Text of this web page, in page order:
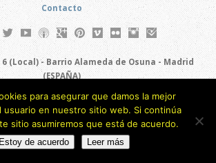
Contacto
(Local) - Barrio Alameda de Osuna - Madrid
(ESPAÑA)
Copyright © 2026
para asegurar que damos la mejor
usuario en nuestro sitio web. Si continúa
sitio asumiremos que está de acuerdo.
Estoy de acuerdo Leer más